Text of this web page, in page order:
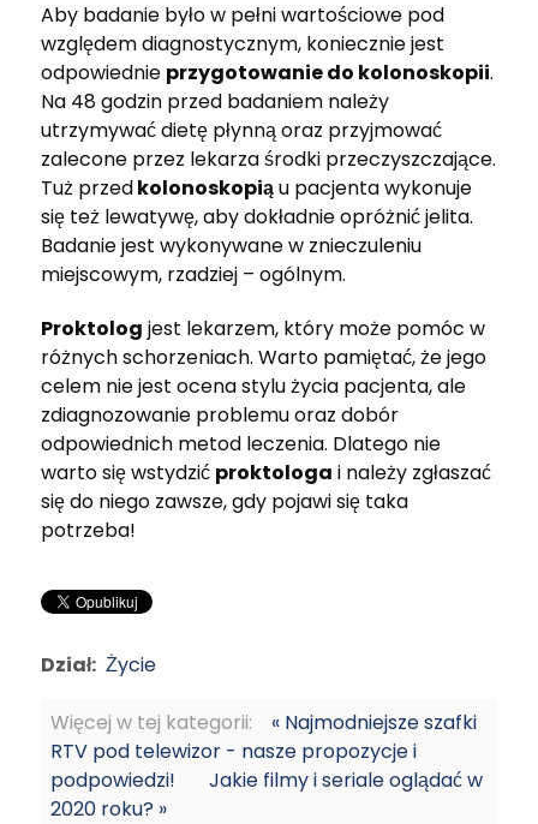
Aby badanie było w pełni wartościowe pod
względem diagnostycznym, koniecznie jest
odpowiednie przygotowanie do kolonoskopii.
Na 48 godzin przed badaniem należy
utrzymywać dietę płynną oraz przyjmować
zalecone przez lekarza środki przeczyszczające.
Tuż przedkolonoskopiąu pacjenta wykonuje
się też lewatywę, aby dokładnie opróżnić jelita.
Badanie jest wykonywane w znieczuleniu
miejscowym, rzadziej – ogólnym.
Proktolog jest lekarzem, który może pomóc w
różnych schorzeniach. Warto pamiętać, że jego
celem nie jest ocena stylu życia pacjenta, ale
zdiagnozowanie problemu oraz dobór
odpowiednich metod leczenia. Dlatego nie
warto się wstydzić proktologa i należy zgłaszać
się do niego zawsze, gdy pojawi się taka
potrzeba!
Dział: Życie
Więcej w tej kategorii:
« Najmodniejsze szafki
RTV pod telewizor - nasze propozycje i
podpowiedzi!
Jakie filmy i seriale oglądać w
2020 roku? »